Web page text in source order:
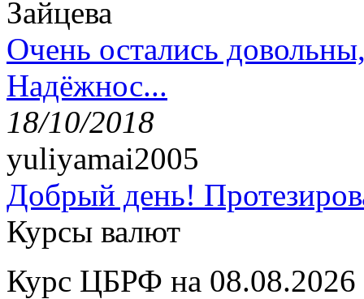
Зайцева
Очень остались
Надёжнос...
18/10/2018
yuliyamai2005
Добрый день!
Курсы валют
Курс ЦБРФ на 08.08.2026